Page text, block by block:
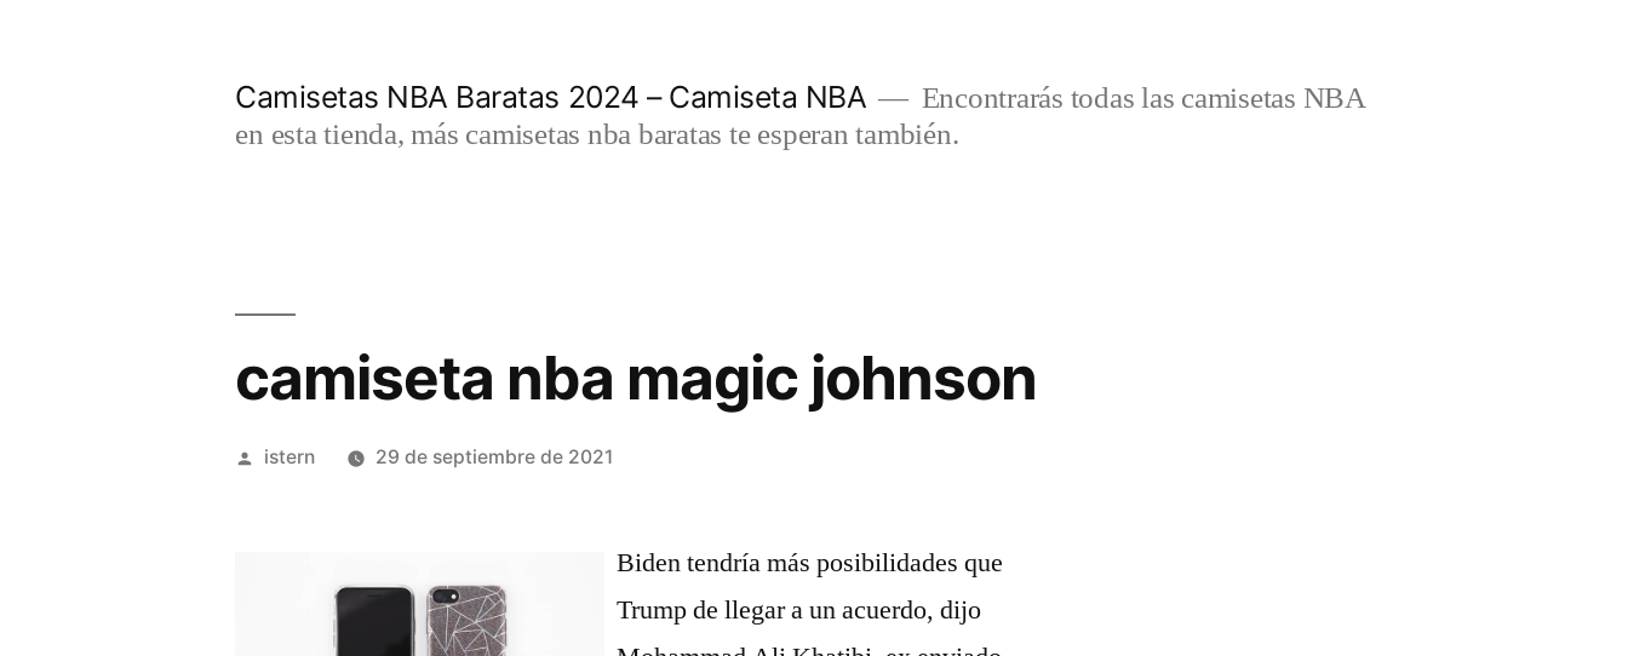
Camisetas NBA Baratas 2024 – Camiseta NBA
Encontrarás todas las camisetas NBA
en esta tienda, más camisetas nba baratas te esperan también.
camiseta nba magic johnson
Publicado
istern 29 de septiembre de 2021
Biden tendría más posibilidades que
Trump de llegar a un acuerdo, dijo